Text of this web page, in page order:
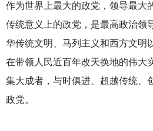
作为世界上最大的政党，领导最大
传统意义上的政党，是最高政治领
华传统文明、马列主义和西方文明
在带领人民近百年改天换地的伟大
集大成者，与时俱进、超越传统、
政党。